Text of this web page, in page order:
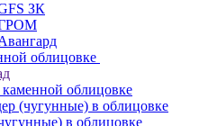
ЗК
облицовке
облицовке
(чугунные) в облицовке
в облицовке